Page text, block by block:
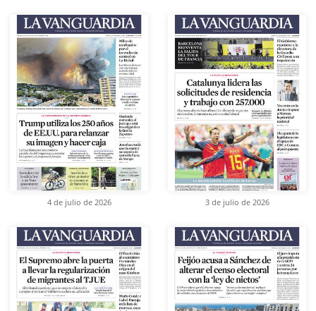
4 de julio de 2026 3 de julio de 2026